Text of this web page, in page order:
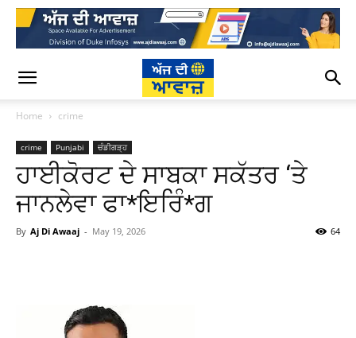
Home crime
crime Punjabi ਚੰਡੀਗੜ੍ਹ
ਹਾਈਕੋਰਟ ਦੇ ਸਾਬਕਾ ਸਕੱਤਰ ‘ਤੇ
ਜਾਨਲੇਵਾ ਫਾ*ਇਰਿੰ*ਗ
By Aj Di Awaaj - May 19, 2026 64